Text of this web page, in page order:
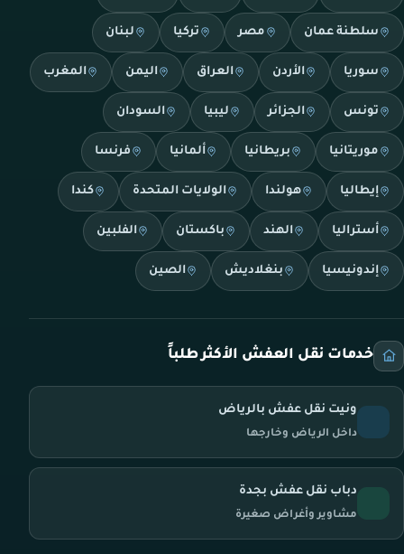
سلطنة عمان مصر تركيا لبنان
سوريا الأردن العراق اليمن المغرب
تونس الجزائر ليبيا السودان
موريتانيا بريطانيا ألمانيا فرنسا
إيطاليا هولندا الولايات المتحدة كندا
أستراليا الهند باكستان الفلبين
إندونيسيا بنغلاديش الصين
خدمات نقل العفش الأكثر طلباً
ونيت نقل عفش بالرياض
داخل الرياض وخارجها
دباب نقل عفش بجدة
مشاوير وأغراض صغيرة